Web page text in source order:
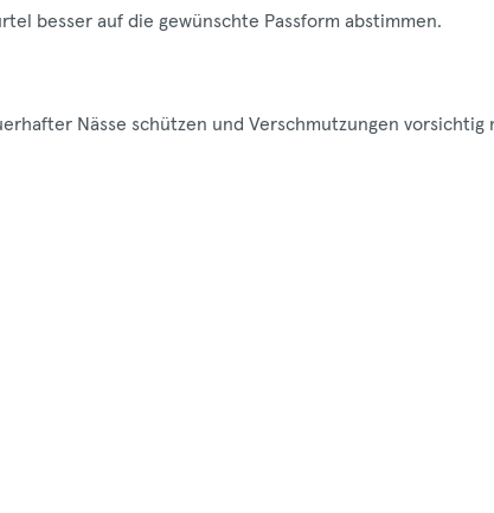
besser auf die gewünschte Passform abstimmen.
Nässe schützen und Verschmutzungen vorsichtig